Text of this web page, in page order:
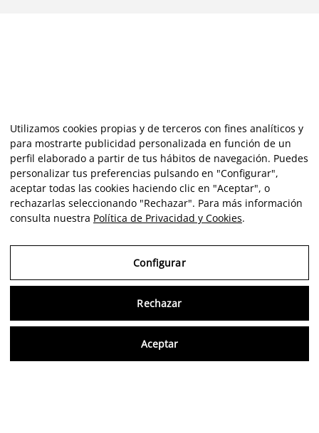
Utilizamos cookies propias y de terceros con fines analíticos y
para mostrarte publicidad personalizada en función de un
perfil elaborado a partir de tus hábitos de navegación. Puedes
personalizar tus preferencias pulsando en "Configurar",
aceptar todas las cookies haciendo clic en "Aceptar", o
rechazarlas seleccionando "Rechazar". Para más información
consulta nuestra Política de Privacidad y Cookies.
Configurar
Rechazar
Aceptar